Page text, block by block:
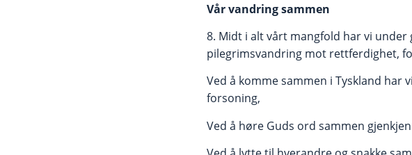
Vår vandring sammen
8. Midt i alt vårt mangfold har vi
pilegrimsvandring mot rettferdighet,
Ved å komme sammen i Tyskland
forsoning,
Ved å høre Guds ord sammen